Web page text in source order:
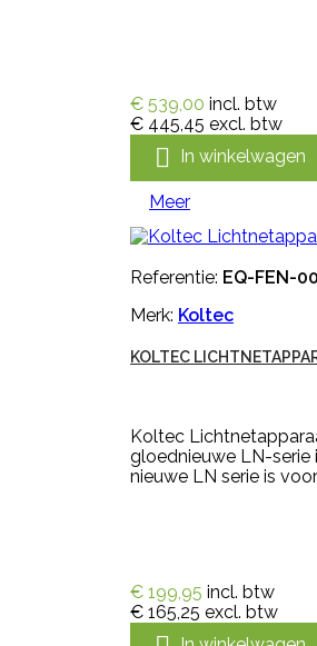
€ 539,00 incl. btw
€ 445,45 excl. btw
 In winkelwagen
Meer
Referentie: EQ-FEN-
Merk: Koltec
KOLTEC
Koltec
gloednieuwe LN-serie
nieuwe LN serie is
€ 199,95 incl. btw
€ 165,25 excl. btw